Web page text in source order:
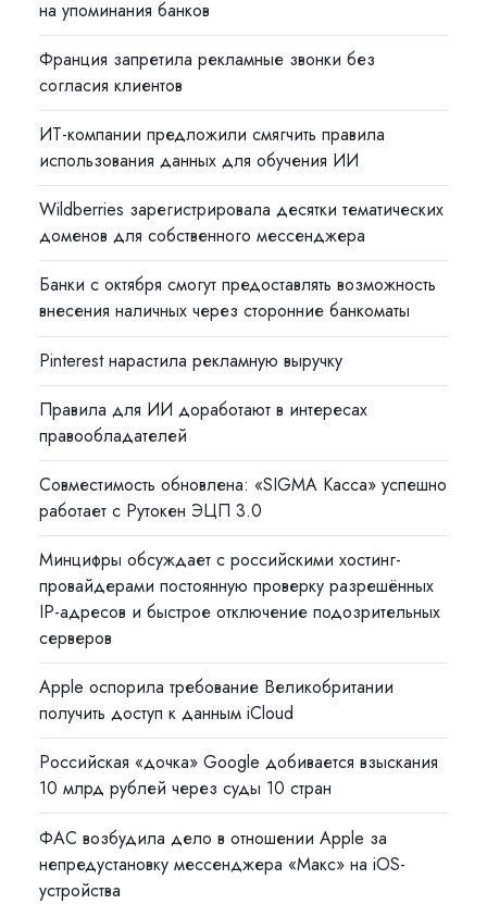
на упоминания банков
Франция запретила рекламные звонки без
согласия клиентов
ИТ-компании предложили смягчить правила
использования данных для обучения ИИ
Wildberries зарегистрировала десятки тематических
доменов для собственного мессенджера
Банки с октября смогут предоставлять возможность
внесения наличных через сторонние банкоматы
Pinterest нарастила рекламную выручку
Правила для ИИ доработают в интересах
правообладателей
Совместимость обновлена: «SIGMA Касса» успешно
работает с Рутокен ЭЦП 3.0
Минцифры обсуждает с российскими хостинг-
провайдерами постоянную проверку разрешённых
IP-адресов и быстрое отключение подозрительных
серверов
Apple оспорила требование Великобритании
получить доступ к данным iCloud
Российская «дочка» Google добивается взыскания
10 млрд рублей через суды 10 стран
ФАС возбудила дело в отношении Apple за
непредустановку мессенджера «Макс» на iOS-
устройства